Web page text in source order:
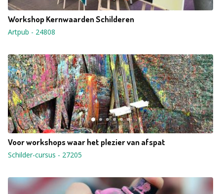
Workshop Kernwaarden Schilderen
Artpub - 24808
Voor workshops waar het plezier van afspat
Schilder-cursus - 27205